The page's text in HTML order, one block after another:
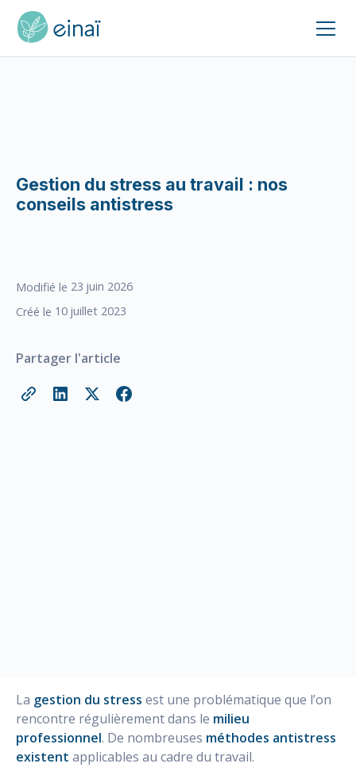
Gestion du stress au travail : nos
conseils antistress
Modifié le 23 juin 2026
Créé le 10 juillet 2023
Partager l'article
La gestion du stress est une problématique que l’on
rencontre régulièrement dans le milieu
professionnel. De nombreuses méthodes antistress
existent applicables au cadre du travail.